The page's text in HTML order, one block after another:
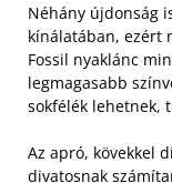
Néhány újdonság
kínálatában, ezért
Fossil nyaklánc
legmagasabb
sokfélék lehetnek,
Az apró, kövekkel
divatosnak